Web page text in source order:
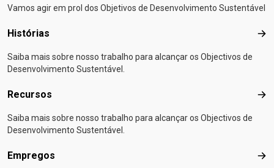
Vamos agir em prol dos Objetivos de Desenvolvimento Sustentável
Histórias
Saiba mais sobre nosso trabalho para alcançar os Objectivos de
Desenvolvimento Sustentável.
Recursos
Saiba mais sobre nosso trabalho para alcançar os Objectivos de
Desenvolvimento Sustentável.
Empregos